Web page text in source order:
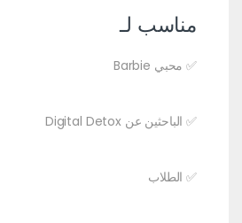
مناسب لـ
✅ محبي Barbie
✅ الباحثين عن Digital Detox
✅ الطلاب